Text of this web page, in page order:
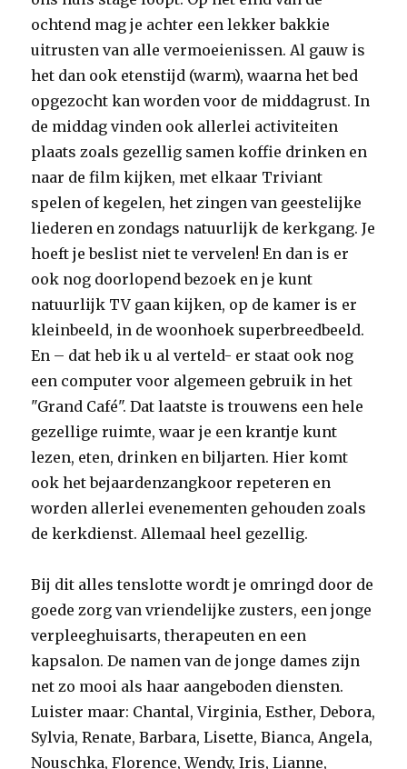
ochtend mag je achter een lekker bakkie
uitrusten van alle vermoeienissen. Al gauw is
het dan ook etenstijd (warm), waarna het bed
opgezocht kan worden voor de middagrust. In
de middag vinden ook allerlei activiteiten
plaats zoals gezellig samen koffie drinken en
naar de film kijken, met elkaar Triviant
spelen of kegelen, het zingen van geestelijke
liederen en zondags natuurlijk de kerkgang. Je
hoeft je beslist niet te vervelen! En dan is er
ook nog doorlopend bezoek en je kunt
natuurlijk TV gaan kijken, op de kamer is er
kleinbeeld, in de woonhoek superbreedbeeld.
En – dat heb ik u al verteld- er staat ook nog
een computer voor algemeen gebruik in het
"Grand Café". Dat laatste is trouwens een hele
gezellige ruimte, waar je een krantje kunt
lezen, eten, drinken en biljarten. Hier komt
ook het bejaardenzangkoor repeteren en
worden allerlei evenementen gehouden zoals
de kerkdienst. Allemaal heel gezellig.
Bij dit alles tenslotte wordt je omringd door de
goede zorg van vriendelijke zusters, een jonge
verpleeghuisarts, therapeuten en een
kapsalon. De namen van de jonge dames zijn
net zo mooi als haar aangeboden diensten.
Luister maar: Chantal, Virginia, Esther, Debora,
Sylvia, Renate, Barbara, Lisette, Bianca, Angela,
Nouschka, Florence, Wendy, Iris, Lianne,